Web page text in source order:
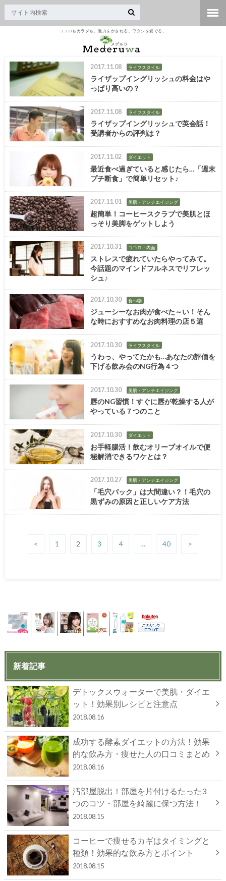
ココロもカラダも。魅力をかさねる。ワタシを愛でる。
2017.11.08 ライフスタイル
ライザップイングリッシュの料金はや
っぱり高いの？
2017.11.08 ライフスタイル
ライザップイングリッシュで英会話！
受講者からの評判は？
2017.11.02 ダイエット
最近食べ過ぎていると感じたら…「週末
プチ断食」で簡単リセット♪
2017.11.01 美肌・アンチエイジング
超簡単！コーヒースクラブで美肌とほ
っそり美脚をゲットしよう
2017.10.31 ココロ・内面
ストレスで疲れていたらやってみて。
今話題のマインドフルネスでリフレッ
シュ♪
2017.10.30 食べ物
ジューシーなお肉が食べた～い！そん
な時におすすめなお肉料理の店５選
2017.10.30 ライフスタイル
うわっ、やってたかも…あなたの評価を
下げる飲み会のNG行為４つ
2017.10.30 美肌・アンチエイジング
唇のNG習慣！すぐに唇が乾燥する人が
やっている７つのこと
2017.10.30 ダイエット
お手軽腸活！飲むオリーブオイルで便
秘解消できるワケとは？
2017.10.27 美肌・アンチエイジング
「毛穴パック」は大間違い？！毛穴の
黒ずみの原因と正しいケア方法
< 1 2 3 4 … 40 >
新着記事
デトックスウォーターで美肌・ダイエ
ット！効果別レシピと注意点
2018.08.16
成功する酵素ダイエットの方法！効果
的な飲み方・痩せた人の口コミまとめ
2018.08.16
汚部屋脱出！部屋を片付けるたった3
つのコツ・部屋を綺麗に保つ方法！
2018.08.15
コーヒーで痩せるカギはタイミングと
種類！効果的な飲み方とポイント
2018.08.15